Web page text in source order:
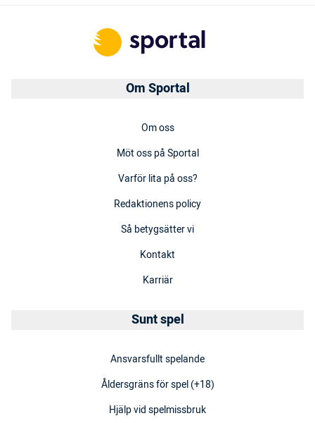
Om Sportal
Om oss
Möt oss på Sportal
Varför lita på oss?
Redaktionens policy
Så betygsätter vi
Kontakt
Karriär
Sunt spel
Ansvarsfullt spelande
Åldersgräns för spel (+18)
Hjälp vid spelmissbruk